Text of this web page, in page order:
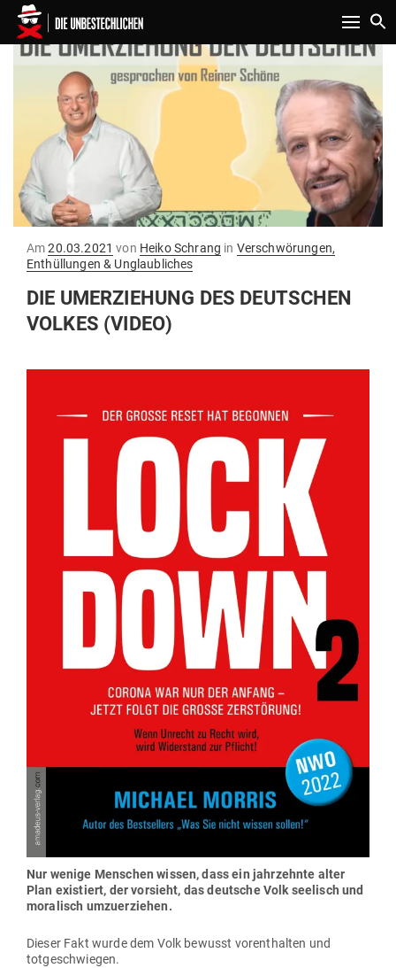
Toggle
AmGepostet
am
20.03.2021 von Heiko Schrang in Verschwörungen,
Enthüllungen & Unglaubliches
DIE UMER­ZIEHUNG DES DEUT­SCHEN
VOLKES (VIDEO)
Nur wenige Men­schen wissen, dass ein jahr­zehnte alter
Plan exis­tiert, der vor­sieht, das deutsche Volk see­lisch und
mora­lisch umzuerziehen.
Dieser Fakt wurde dem Volk bewusst vor­ent­halten und
totgeschwiegen.